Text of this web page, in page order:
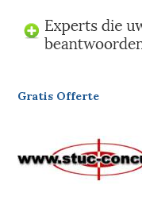
Gratis Offerte